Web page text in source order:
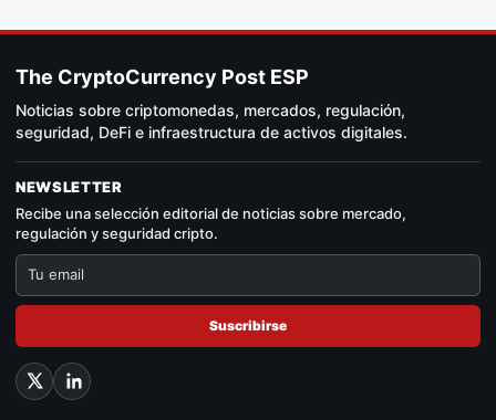
The CryptoCurrency Post ESP
Noticias sobre criptomonedas, mercados, regulación,
seguridad, DeFi e infraestructura de activos digitales.
NEWSLETTER
Recibe una selección editorial de noticias sobre mercado,
regulación y seguridad cripto.
Suscribirse